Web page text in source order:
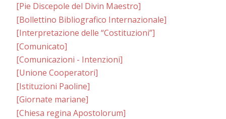
[Pie Discepole del Divin Maestro]
[Bollettino Bibliografico Internazionale]
[Interpretazione delle “Costituzioni”]
[Comunicato]
[Comunicazioni - Intenzioni]
[Unione Cooperatori]
[Istituzioni Paoline]
[Giornate mariane]
[Chiesa regina Apostolorum]